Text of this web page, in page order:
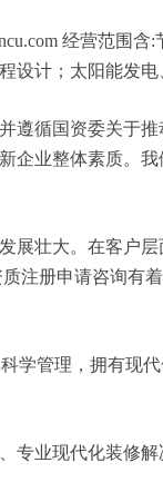
经营范围
计；太阳能发
循国资委关于
业整体素质。
壮大。在客户
注册申请咨询有
学管理，拥有现
业现代化装修